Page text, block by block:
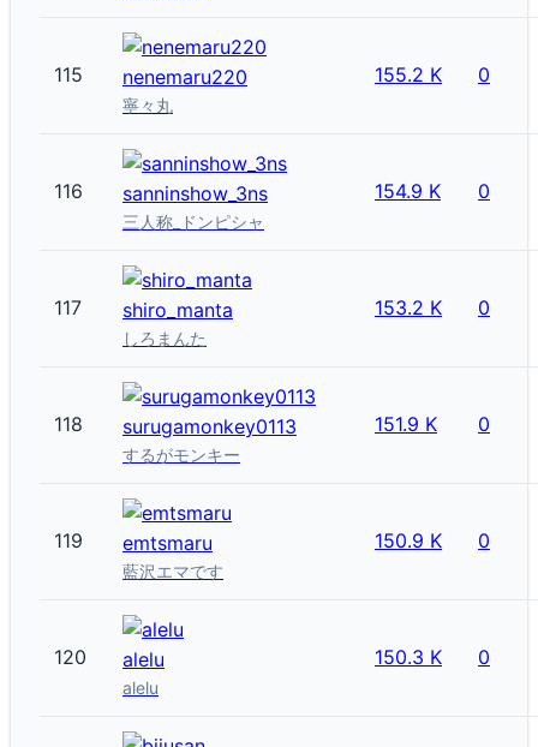
115 nenemaru220
寧々丸
155.2 K 0
116 sanninshow_3ns
三人称_ドンピシャ
154.9 K 0
117 shiro_manta
しろまんた
153.2 K 0
118 surugamonkey0113
するがモンキー
151.9 K 0
119 emtsmaru
藍沢エマです
150.9 K 0
120 alelu
alelu
150.3 K 0